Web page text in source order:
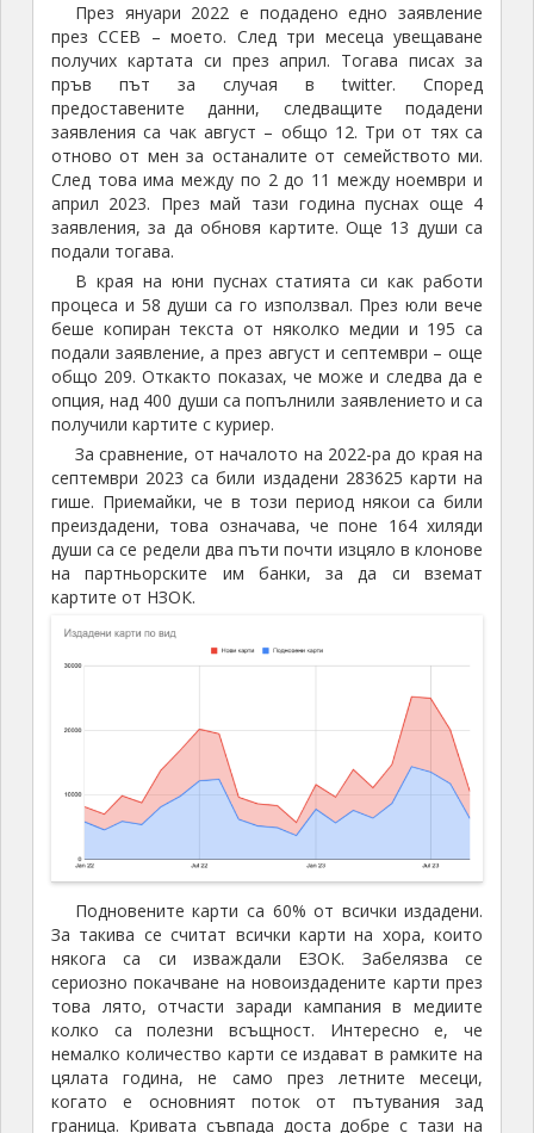
През януари 2022 е подадено едно заявление
през ССЕВ – моето. След три месеца увещаване
получих картата си през април. Тогава писах за
пръв път за случая в twitter. Според
предоставените данни, следващите подадени
заявления са чак август – общо 12. Три от тях са
отново от мен за останалите от семейството ми.
След това има между по 2 до 11 между ноември и
април 2023. През май тази година пуснах още 4
заявления, за да обновя картите. Още 13 души са
подали тогава.
В края на юни пуснах статията си как работи
процеса и 58 души са го използвал. През юли вече
беше копиран текста от няколко медии и 195 са
подали заявление, а през август и септември – още
общо 209. Откакто показах, че може и следва да е
опция, над 400 души са попълнили заявлението и са
получили картите с куриер.
За сравнение, от началото на 2022-ра до края на
септември 2023 са били издадени 283625 карти на
гише. Приемайки, че в този период някои са били
преиздадени, това означава, че поне 164 хиляди
души са се редели два пъти почти изцяло в клонове
на партньорските им банки, за да си вземат
картите от НЗОК.
Подновените карти са 60% от всички издадени.
За такива се считат всички карти на хора, които
някога са си изваждали ЕЗОК. Забелязва се
сериозно покачване на новоиздадените карти през
това лято, отчасти заради кампания в медиите
колко са полезни всъщност. Интересно е, че
немалко количество карти се издават в рамките на
цялата година, не само през летните месеци,
когато е основният поток от пътувания зад
граница. Кривата съвпада доста добре с тази на